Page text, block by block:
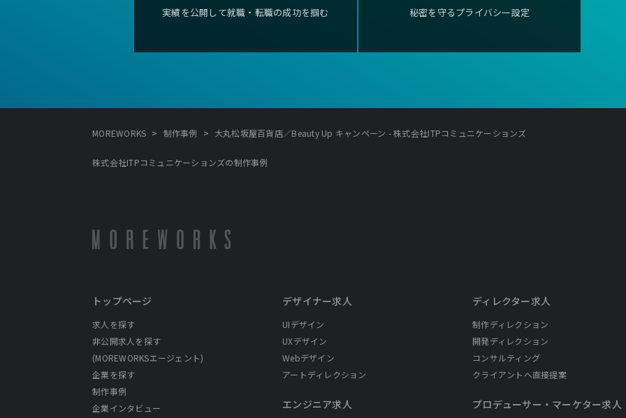
実績を公開して就職・転職の成功を掴む 秘密を守るプライバシー設定
MOREWORKS > 制作事例 > 大丸松坂屋百貨店／Beauty Up キャンペーン - 株式会社ITPコミュニケーションズ
株式会社ITPコミュニケーションズの制作事例
トップページ
求人を探す
非公開求人を探す
(MOREWORKSエージェント)
企業を探す
制作事例
企業インタビュー
デザイナー求人
UIデザイン
UXデザイン
Webデザイン
アートディレクション
エンジニア求人
ディレクター求人
制作ディレクション
開発ディレクション
コンサルティング
クライアントへ直接提案
プロデューサー・ マーケター求人